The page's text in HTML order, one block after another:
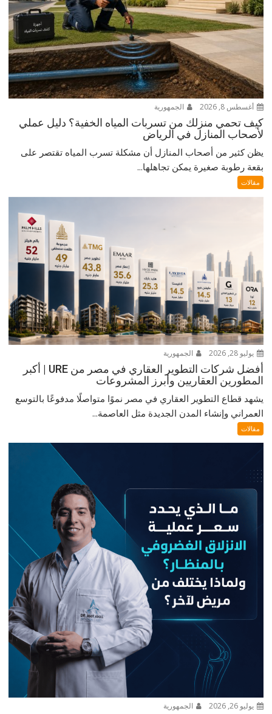
أغسطس 8, 2026 الجمهورية
كيف تحمي منزلك من تسربات المياه الخفية؟ دليل عملي
لأصحاب المنازل في الرياض
يظن كثير من أصحاب المنازل أن مشكلة تسرب المياه تقتصر على
بقعة رطوبة صغيرة يمكن تجاهلها...
مقالات
يوليو 28, 2026 الجمهورية
أفضل شركات التطوير العقاري في مصر من URE | أكبر
المطورين العقاريين وأبرز المشروعات
يشهد قطاع التطوير العقاري في مصر نموًا متواصلًا مدفوعًا بالتوسع
العمراني وإنشاء المدن الجديدة مثل العاصمة...
مقالات
يوليو 26, 2026 الجمهورية